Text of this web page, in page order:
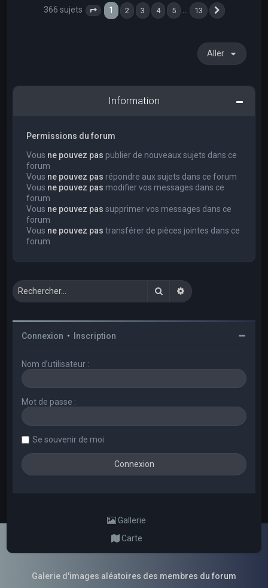
366 sujets Page 1 sur 13
1 2 3 4 5 13
Aller
Information
Permissions du forum
Vous ne pouvez pas publier de nouveaux sujets dans ce
forum
Vous ne pouvez pas répondre aux sujets dans ce forum
Vous ne pouvez pas modifier vos messages dans ce
forum
Vous ne pouvez pas supprimer vos messages dans ce
forum
Vous ne pouvez pas transférer de pièces jointes dans ce
forum
RechercherRecherche avancée
Connexion • Inscription
Nom d’utilisateur :
Mot de passe :
Se souvenir de moi
Gallerie
Carte
Galerie d'images aléatoires des membres du forum